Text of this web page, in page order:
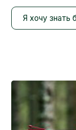
Я хочу знать